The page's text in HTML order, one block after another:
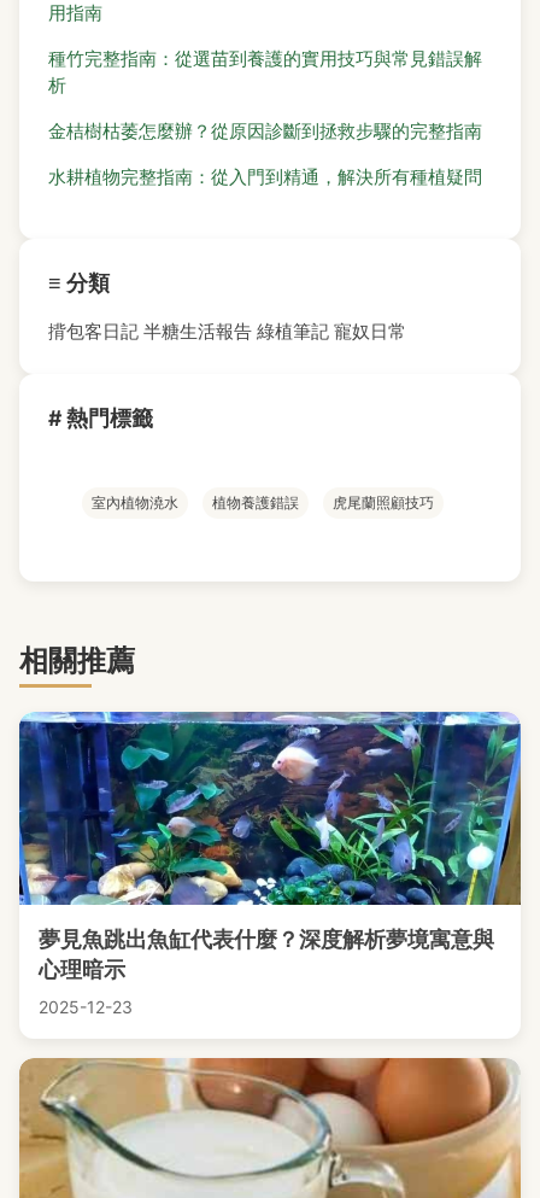
用指南
種竹完整指南：從選苗到養護的實用技巧與常見錯誤解
析
金桔樹枯萎怎麼辦？從原因診斷到拯救步驟的完整指南
水耕植物完整指南：從入門到精通，解決所有種植疑問
≡ 分類
揹包客日記 半糖生活報告 綠植筆記 寵奴日常
# 熱門標籤
室內植物澆水 植物養護錯誤 虎尾蘭照顧技巧
相關推薦
夢見魚跳出魚缸代表什麼？深度解析夢境寓意與
心理暗示
2025-12-23